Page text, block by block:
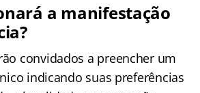
a manifestação
convidados a preencher um
indicando suas preferências